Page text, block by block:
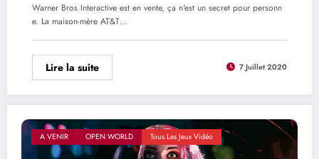
Warner Bros Interactive est en vente, ça n'est un secret pour personn
e. La maison-mère AT&T…
Lire la suite 7 Juillet 2020
A VENIR OPEN WORLD Tous Les Jeux Vidéo